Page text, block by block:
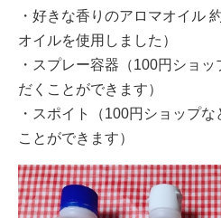
・好きな香りのアロマオイル
オイルを使用しました）
・スプレー容器（100円ショ
だくことができます）
・スポイト（100円ショップ
ことができます）